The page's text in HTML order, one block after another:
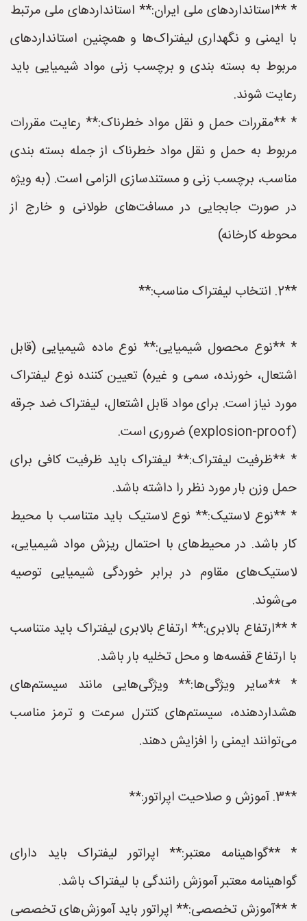
* **استانداردهای ملی ایران:** استانداردهای ملی مرتبط
با ایمنی و نگهداری لیفتراک‌ها و همچنین استانداردهای
مربوط به بسته بندی و برچسب زنی مواد شیمیایی باید
رعایت شوند.
* **مقررات حمل و نقل مواد خطرناک:** رعایت مقررات
مربوط به حمل و نقل مواد خطرناک از جمله بسته بندی
مناسب، برچسب زنی و مستندسازی الزامی است. (به ویژه
در صورت جابجایی در مسافت‌های طولانی و خارج از
محوطه کارخانه)
**2. انتخاب لیفتراک مناسب:**
* **نوع محصول شیمیایی:** نوع ماده شیمیایی (قابل
اشتعال، خورنده، سمی و غیره) تعیین کننده نوع لیفتراک
مورد نیاز است. برای مواد قابل اشتعال، لیفتراک ضد جرقه
(explosion-proof) ضروری است.
* **ظرفیت لیفتراک:** لیفتراک باید ظرفیت کافی برای
حمل وزن بار مورد نظر را داشته باشد.
* **نوع لاستیک:** نوع لاستیک باید متناسب با محیط
کار باشد. در محیط‌های با احتمال ریزش مواد شیمیایی،
لاستیک‌های مقاوم در برابر خوردگی شیمیایی توصیه
می‌شوند.
* **ارتفاع بالابری:** ارتفاع بالابری لیفتراک باید متناسب
با ارتفاع قفسه‌ها و محل تخلیه بار باشد.
* **سایر ویژگی‌ها:** ویژگی‌هایی مانند سیستم‌های
هشداردهنده، سیستم‌های کنترل سرعت و ترمز مناسب
می‌توانند ایمنی را افزایش دهند.
**3. آموزش و صلاحیت اپراتور:**
* **گواهینامه معتبر:** اپراتور لیفتراک باید دارای
گواهینامه معتبر آموزش رانندگی با لیفتراک باشد.
* **آموزش تخصصی:** اپراتور باید آموزش‌های تخصصی